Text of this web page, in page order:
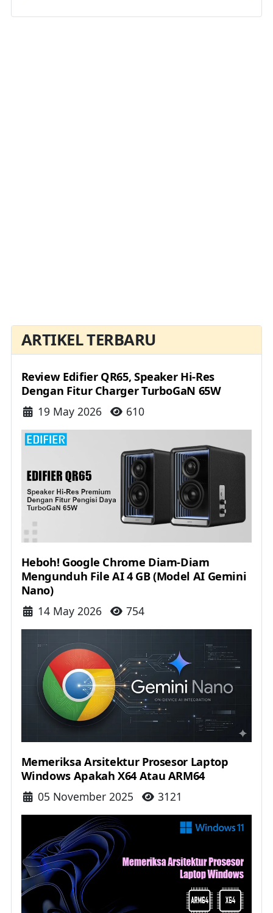
ARTIKEL TERBARU
Review Edifier QR65, Speaker Hi-Res
Dengan Fitur Charger TurboGaN 65W
Details
19 May 2026 610
Heboh! Google Chrome Diam-Diam
Mengunduh File AI 4 GB (Model AI Gemini
Nano)
Details
14 May 2026 754
Memeriksa Arsitektur Prosesor Laptop
Windows Apakah X64 Atau ARM64
Details
05 November 2025 3121